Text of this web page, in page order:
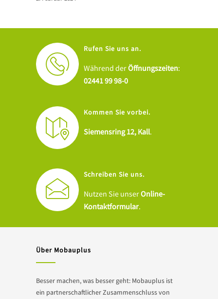
Rufen Sie uns an.
Während derÖffnungszeiten:
02441 99 98-0
Kommen Sie vorbei.
Siemensring 12, Kall.
Schreiben Sie uns.
Nutzen Sie unserOnline-
Kontaktformular.
Über Mobauplus
Besser machen, was besser geht: Mobauplus ist
ein partnerschaftlicher Zusammenschluss von